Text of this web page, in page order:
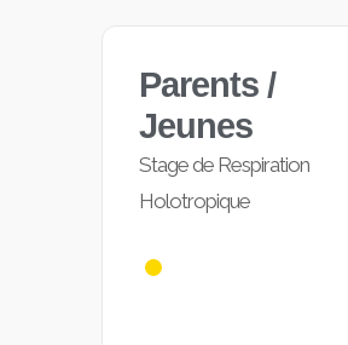
Parents /
Jeunes
Stage de Respiration
Holotropique